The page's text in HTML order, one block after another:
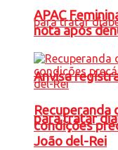
Anvisa
para tratar
APAC
nota após
Recuperanda
condições
João del-Rei